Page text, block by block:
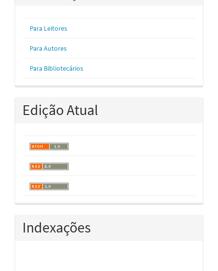
Para Leitores
Para Autores
Para Bibliotecários
Edição Atual
Indexações